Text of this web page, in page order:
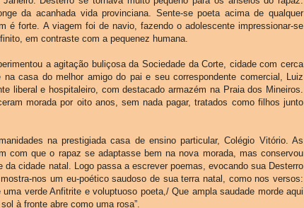
da acanhada vida provinciana. Sente-se poeta acima de qualquer
é forte. A viagem foi de navio, fazendo o adolescente impressionar-se
em contraste com a pequenez humana.
a agitação buliçosa da Sociedade da Corte, cidade com cerca
na casa do melhor amigo do pai e seu correspondente comercial, Luiz
liberal e hospitaleiro, com destacado armazém na Praia dos Mineiros.
morada por oito anos, sem nada pagar, tratados como filhos junto
na prestigiada casa de ensino particular, Colégio Vitório. As
com que o rapaz se adaptasse bem na nova morada, mas conservou
da cidade natal. Logo passa a escrever poemas, evocando sua Desterro
mostra-nos um eu-poético saudoso de sua terra natal, como nos versos:
verde Anfitrite e voluptuoso poeta,/ Que ampla saudade morde aqui
à fronte abre como uma rosa”.